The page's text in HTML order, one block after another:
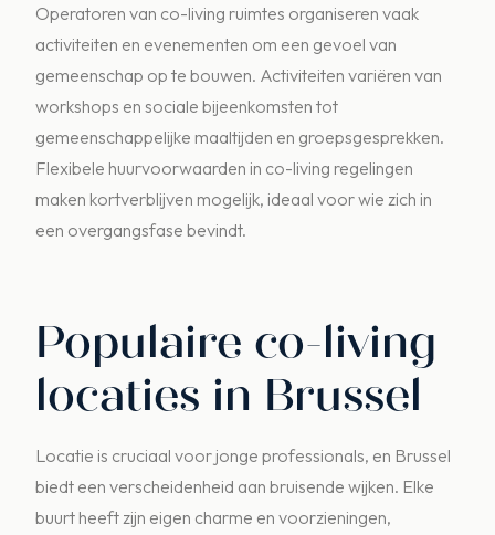
Operatoren van co-living ruimtes organiseren vaak
activiteiten en evenementen om een gevoel van
gemeenschap op te bouwen. Activiteiten variëren van
workshops en sociale bijeenkomsten tot
gemeenschappelijke maaltijden en groepsgesprekken.
Flexibele huurvoorwaarden in co-living regelingen
maken kortverblijven mogelijk, ideaal voor wie zich in
een overgangsfase bevindt.
Populaire co-living
locaties in Brussel
Locatie is cruciaal voor jonge professionals, en Brussel
biedt een verscheidenheid aan bruisende wijken. Elke
buurt heeft zijn eigen charme en voorzieningen,